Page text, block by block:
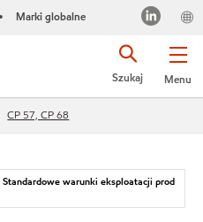
• Marki globalne
Menu
Szukaj
CP 57, CP 68
warunki eksploatacji prod